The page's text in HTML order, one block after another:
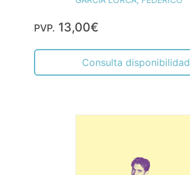
PVP. 13,00€
Consulta disponibilidad